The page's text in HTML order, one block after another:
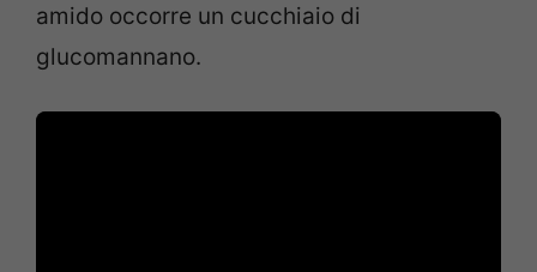
amido occorre un cucchiaio di
glucomannano.